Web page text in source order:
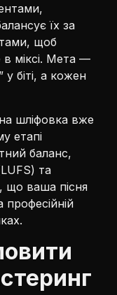
їх за
щоб
міксі. Мета —
біті, а кожен
шліфовка вже
етапі
баланс,
та
що ваша пісня
професійній